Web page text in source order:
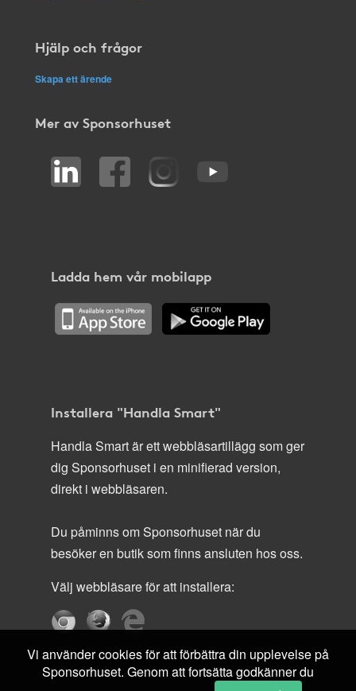
Hjälp och frågor
Skapa ett ärende
Mer av Sponsorhuset
Ladda hem vår mobilapp
Installera "Handla Smart"
Handla Smart är ett webbläsartillägg som ger
dig Sponsorhuset i en minifierad version,
direkt i webbläsaren.
Du påminns om Sponsorhuset när du
besöker en butik som finns ansluten hos oss.
Välj webbläsare för att installera:
Vi använder cookies för att förbättra din upplevelse på
Sponsorhuset. Genom att fortsätta godkänner du